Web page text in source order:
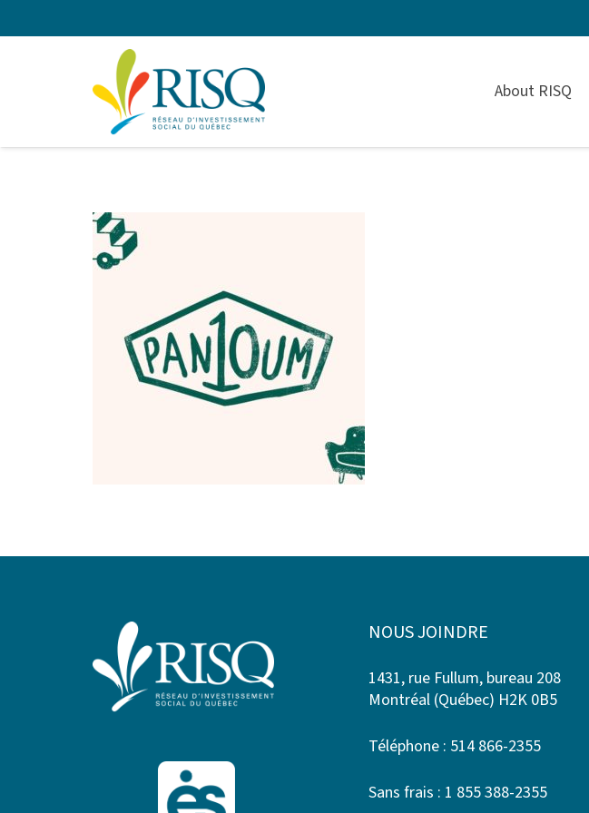
About RISQ
NOUS JOINDRE
1431, rue Fullum, bureau 208
Montréal (Québec) H2K 0B5
Téléphone : 514 866-2355
Sans frais : 1 855 388-2355